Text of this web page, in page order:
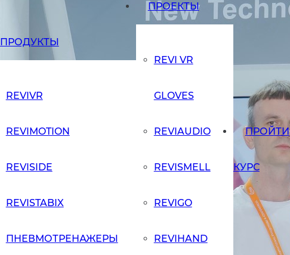
ПРОДУКТЫ
REVIVR
REVIMOTION
REVISIDE
REVISTABIX
ПНЕВМОТРЕНАЖЕРЫ
ПРОЕКТЫ
REVI VR
GLOVES
REVIAUDIO
REVISMELL
REVIGO
REVIHAND
ПРОЙТИ
КУРС